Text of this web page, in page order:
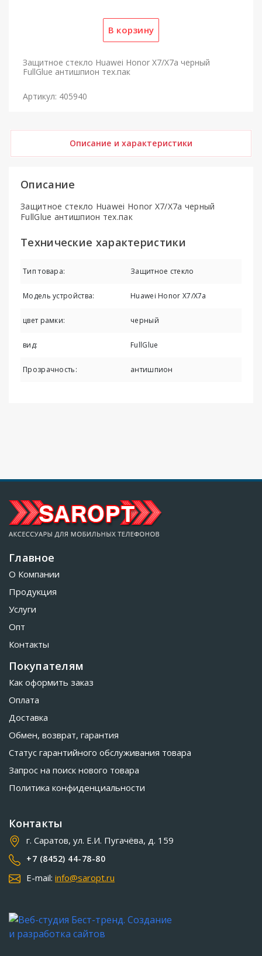
Защитное стекло Huawei Honor X7/X7a черный
FullGlue антишпион тех.пак
Артикул: 405940
Описание и характеристики
Описание
Защитное стекло Huawei Honor X7/X7a черный
FullGlue антишпион тех.пак
Технические характеристики
Тип товара: Защитное стекло
Модель устройства: Huawei Honor X7/X7a
цвет рамки: черный
вид: FullGlue
Прозрачность: антишпион
Главное
О Компании
Продукция
Услуги
Опт
Контакты
Покупателям
Как оформить заказ
Оплата
Доставка
Обмен, возврат, гарантия
Статус гарантийного обслуживания товара
Запрос на поиск нового товара
Политика конфиденциальности
Контакты
г. Саратов, ул. Е.И. Пугачёва, д. 159
+7 (8452) 44-78-80
E-mail: info@saropt.ru